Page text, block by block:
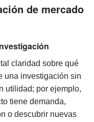
de mercado
claridad sobre qué
una investigación sin
utilidad; por ejemplo,
tiene demanda,
o descubrir nuevas